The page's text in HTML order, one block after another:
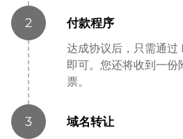
2 付款程序
达成协议后，只需通
即可。您还将收到一
票。
3 域名转让